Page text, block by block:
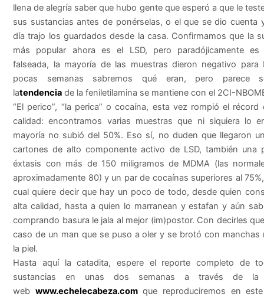
llena de alegría saber que hubo gente que esperó a que le
sus sustancias antes de ponérselas, o el que se dio cuenta
día trajo los guardados desde la casa. Confirmamos que la
más popular ahora es el LSD, pero paradójicamente
falseada, la mayoría de las muestras dieron negativo para
pocas semanas sabremos qué eran, pero parece
latendencia de la feniletilamina se mantiene con el 2CI-
“El perico”, “la perica” o cocaína, esta vez rompió el récord
calidad: encontramos varias muestras que ni siquiera lo
mayoría no subió del 50%. Eso sí, no duden que llegaron
cartones de alto componente activo de LSD, también una
éxtasis con más de 150 miligramos de MDMA (las
aproximadamente 80) y un par de cocaínas superiores al
cual quiere decir que hay un poco de todo, desde quien
alta calidad, hasta a quien lo marranean y estafan y aún
comprando basura le jala al mejor (im)postor. Con decirles
caso de un man que se puso a oler y se brotó con manchas
la piel.
Hasta aquí la catadita, espere el reporte completo de
sustancias en unas dos semanas a través de la
web www.echelecabeza.comque reproduciremos en